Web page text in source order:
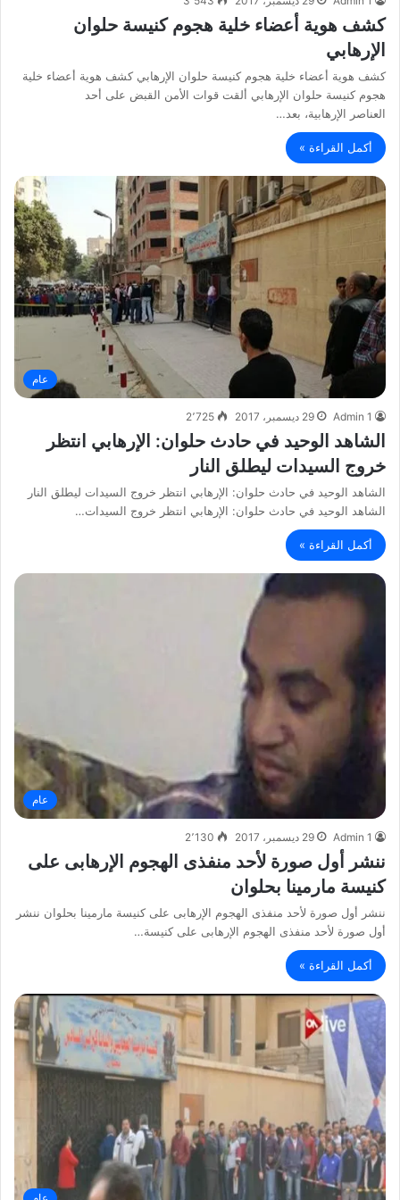
كشف هوية أعضاء خلية هجوم كنيسة حلوان
الإرهابي
كشف هوية أعضاء خلية هجوم كنيسة حلوان الإرهابي كشف هوية أعضاء خلية
هجوم كنيسة حلوان الإرهابي ألقت قوات الأمن القبض على أحد
العناصر الإرهابية، بعد…
أكمل القراءة »
عام
Admin 1 29 ديسمبر، 2017 2٬725
الشاهد الوحيد في حادث حلوان: الإرهابي انتظر
خروج السيدات ليطلق النار
الشاهد الوحيد في حادث حلوان: الإرهابي انتظر خروج السيدات ليطلق النار
الشاهد الوحيد في حادث حلوان: الإرهابي انتظر خروج السيدات…
أكمل القراءة »
عام
Admin 1 29 ديسمبر، 2017 2٬130
ننشر أول صورة لأحد منفذى الهجوم الإرهابى على
كنيسة مارمينا بحلوان
ننشر أول صورة لأحد منفذى الهجوم الإرهابى على كنيسة مارمينا بحلوان ننشر
أول صورة لأحد منفذى الهجوم الإرهابى على كنيسة…
أكمل القراءة »